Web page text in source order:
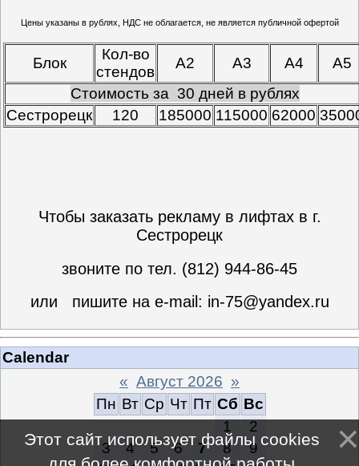
Цены указаны в рублях, НДС не облагается, не является публичной офертой
Блок
Кол-во
стендов
А2 А3 А4
А5
Стоимость за 30 дней в рублях
Сестрорецк
120 185000 115000 62000
Чтобы заказать рекламу в лифтах в г.
Сестрорецк
звоните по тел. (812) 944-86-45
или пишите на e-mail: in-75@yandex.ru
Calendar
« Август 2026 »
Пн Вт Ср Чт Пт Сб Вс
1
2
3
4 5 6 7 8
9
Этот сайт использует файлы cookies